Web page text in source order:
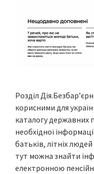
Розділ
корисними для
каталогу державних
необхідної
батьків, літніх
тут можна знайти
електронною